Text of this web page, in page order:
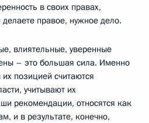
в своих правах,
правое, нужное дело.
влиятельные, уверенные
– это большая сила. Именно
позицией считаются
учитывают их
рекомендации, относятся как
и в результате, конечно,